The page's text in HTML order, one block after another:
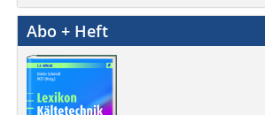
Abo + Heft